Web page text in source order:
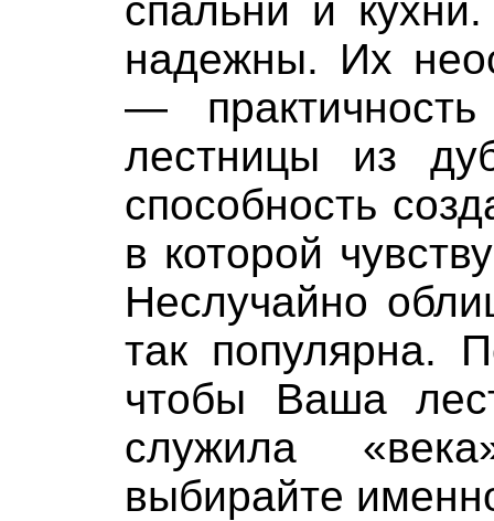
спальни и
надежны. Их
—
лестницы из
способность
в которой
Неслучайно
так популярна.
чтобы Ваша
служила
выбирайте